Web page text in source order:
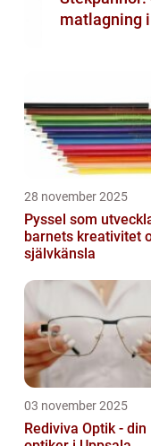
matlagning
28 november 2025
Pyssel som
barnets kreativitet
självkänsla
03 november 2025
Rediviva Optik - din